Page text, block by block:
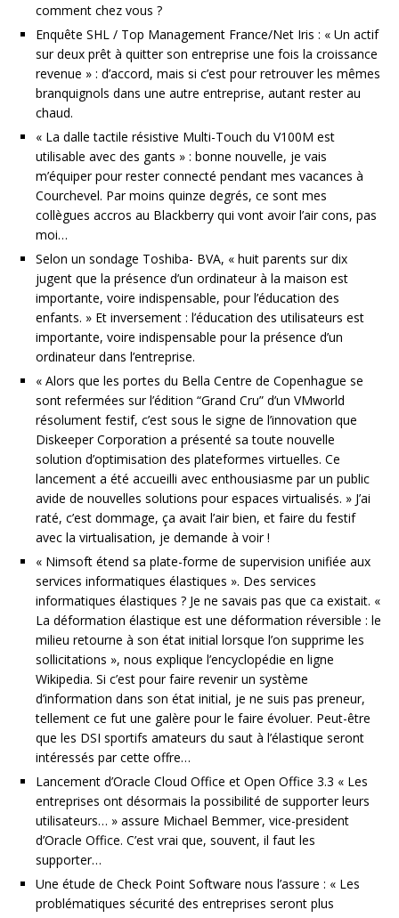
comment chez vous ?
Enquête SHL / Top Management France/Net Iris : « Un actif
sur deux prêt à quitter son entreprise une fois la croissance
revenue » : d’accord, mais si c’est pour retrouver les mêmes
branquignols dans une autre entreprise, autant rester au
chaud.
« La dalle tactile résistive Multi-Touch du V100M est
utilisable avec des gants » : bonne nouvelle, je vais
m’équiper pour rester connecté pendant mes vacances à
Courchevel. Par moins quinze degrés, ce sont mes
collègues accros au Blackberry qui vont avoir l’air cons, pas
moi…
Selon un sondage Toshiba- BVA, « huit parents sur dix
jugent que la présence d’un ordinateur à la maison est
importante, voire indispensable, pour l’éducation des
enfants. » Et inversement : l’éducation des utilisateurs est
importante, voire indispensable pour la présence d’un
ordinateur dans l’entreprise.
« Alors que les portes du Bella Centre de Copenhague se
sont refermées sur l’édition “Grand Cru” d’un VMworld
résolument festif, c’est sous le signe de l’innovation que
Diskeeper Corporation a présenté sa toute nouvelle
solution d’optimisation des plateformes virtuelles. Ce
lancement a été accueilli avec enthousiasme par un public
avide de nouvelles solutions pour espaces virtualisés. » J’ai
raté, c’est dommage, ça avait l’air bien, et faire du festif
avec la virtualisation, je demande à voir !
« Nimsoft étend sa plate-forme de supervision unifiée aux
services informatiques élastiques ». Des services
informatiques élastiques ? Je ne savais pas que ca existait. «
La déformation élastique est une déformation réversible : le
milieu retourne à son état initial lorsque l’on supprime les
sollicitations », nous explique l’encyclopédie en ligne
Wikipedia. Si c’est pour faire revenir un système
d’information dans son état initial, je ne suis pas preneur,
tellement ce fut une galère pour le faire évoluer. Peut-être
que les DSI sportifs amateurs du saut à l’élastique seront
intéressés par cette offre…
Lancement d’Oracle Cloud Office et Open Office 3.3 « Les
entreprises ont désormais la possibilité de supporter leurs
utilisateurs… » assure Michael Bemmer, vice-president
d’Oracle Office. C’est vrai que, souvent, il faut les
supporter…
Une étude de Check Point Software nous l’assure : « Les
problématiques sécurité des entreprises seront plus